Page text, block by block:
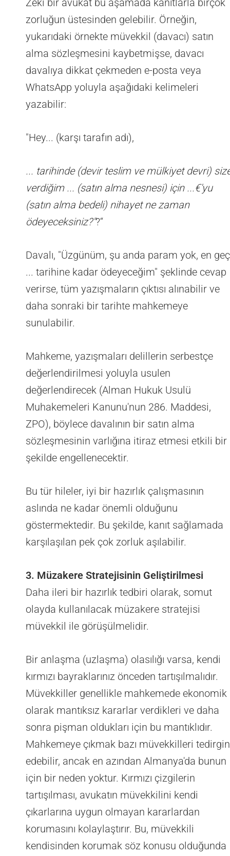
Zeki bir avukat bu aşamada kanıtlarla birçok
zorluğun üstesinden gelebilir. Örneğin,
yukarıdaki örnekte müvekkil (davacı) satın
alma sözleşmesini kaybetmişse, davacı
davalıya dikkat çekmeden e-posta veya
WhatsApp yoluyla aşağıdaki kelimeleri
yazabilir:
"Hey... (karşı tarafın adı),
... tarihinde (devir teslim ve mülkiyet devri)
verdiğim ... (satın alma nesnesi) için ...€'yu
(satın alma bedeli) nihayet ne zaman
ödeyeceksiniz?"?“
Davalı, "Üzgünüm, şu anda param yok, en geç
... tarihine kadar ödeyeceğim" şeklinde cevap
verirse, tüm yazışmaların çıktısı alınabilir ve
daha sonraki bir tarihte mahkemeye
sunulabilir.
Mahkeme, yazışmaları delillerin serbestçe
değerlendirilmesi yoluyla usulen
değerlendirecek (Alman Hukuk Usulü
Muhakemeleri Kanunu'nun 286. Maddesi,
ZPO), böylece davalının bir satın alma
sözleşmesinin varlığına itiraz etmesi etkili bir
şekilde engellenecektir.
Bu tür hileler, iyi bir hazırlık çalışmasının
aslında ne kadar önemli olduğunu
göstermektedir. Bu şekilde, kanıt sağlamada
karşılaşılan pek çok zorluk aşılabilir.
3. Müzakere Stratejisinin Geliştirilmesi
Daha ileri bir hazırlık tedbiri olarak, somut
olayda kullanılacak müzakere stratejisi
müvekkil ile görüşülmelidir.
Bir anlaşma (uzlaşma) olasılığı varsa, kendi
kırmızı bayraklarınız önceden tartışılmalıdır.
Müvekkiller genellikle mahkemede ekonomik
olarak mantıksız kararlar verdikleri ve daha
sonra pişman oldukları için bu mantıklıdır.
Mahkemeye çıkmak bazı müvekkilleri tedirgin
edebilir, ancak en azından Almanya'da bunun
için bir neden yoktur. Kırmızı çizgilerin
tartışılması, avukatın müvekkilini kendi
çıkarlarına uygun olmayan kararlardan
korumasını kolaylaştırır. Bu, müvekkili
kendisinden korumak söz konusu olduğunda